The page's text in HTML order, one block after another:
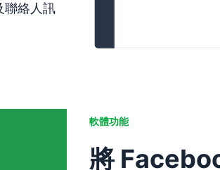
聯絡人訊
軟體功能
將